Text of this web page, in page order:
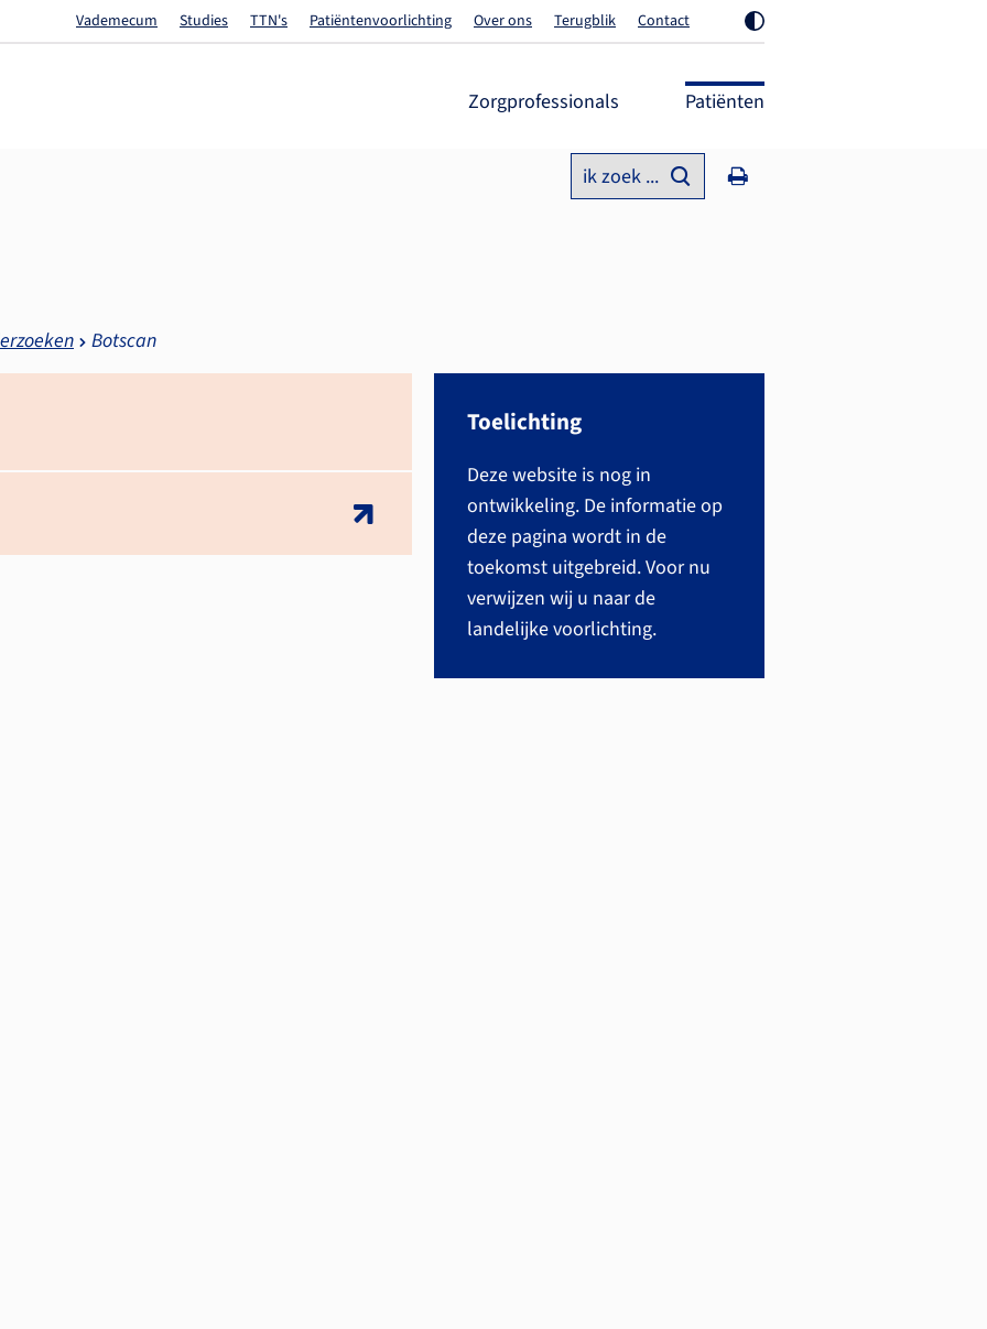
Vademecum Studies TTN's Patiëntenvoorlichting Over ons Terugblik Contact
Zorgprofessionals Patiënten
ik zoek ...
Botscan
Toelichting
Deze website is nog in
ontwikkeling. De informatie op
deze pagina wordt in de
toekomst uitgebreid. Voor nu
verwijzen wij u naar de
landelijke voorlichting.